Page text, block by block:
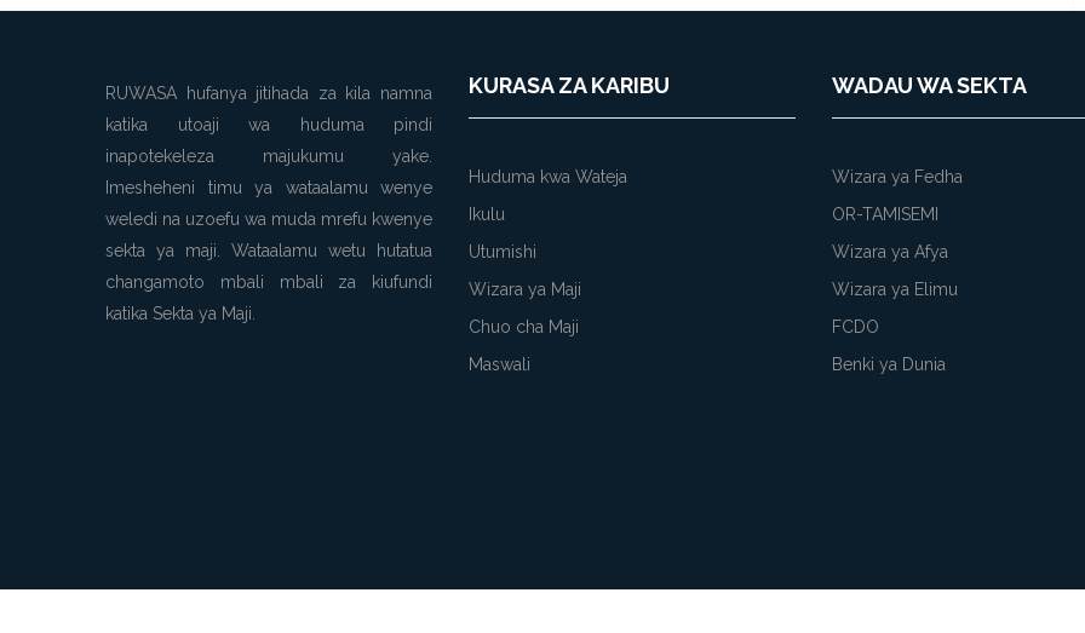
RUWASA hufanya jitihada za kila namna
katika utoaji wa huduma pindi
inapotekeleza majukumu yake.
Imesheheni timu ya wataalamu wenye
weledi na uzoefu wa muda mrefu kwenye
sekta ya maji. Wataalamu wetu hutatua
changamoto mbali mbali za kiufundi
katika Sekta ya Maji.
KURASA ZA KARIBU
Huduma kwa Wateja
Ikulu
Utumishi
Wizara ya Maji
Chuo cha Maji
Maswali
WADAU WA SEKTA
Wizara ya Fedha
OR-TAMISEMI
Wizara ya Afya
Wizara ya Elimu
FCDO
Benki ya Dunia